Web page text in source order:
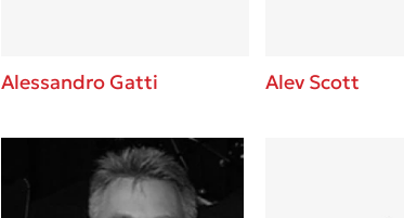
Alessandro Gatti Alev Scott